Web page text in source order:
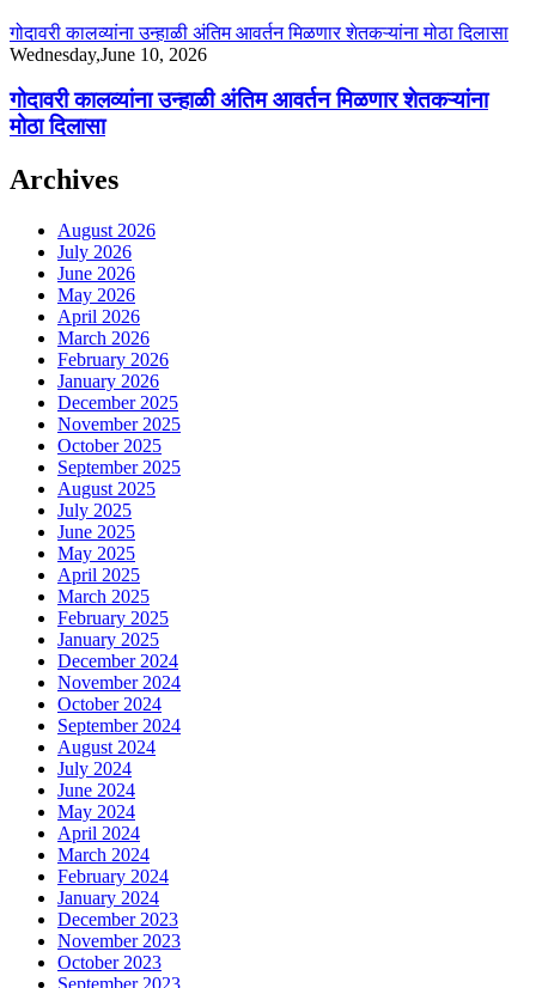
गोदावरी कालव्यांना उन्हाळी अंतिम आवर्तन मिळणार शेतकऱ्यांना मोठा दिलासा
Wednesday,June 10, 2026
गोदावरी कालव्यांना उन्हाळी अंतिम आवर्तन मिळणार शेतकऱ्यांना
मोठा दिलासा
Archives
August 2026
July 2026
June 2026
May 2026
April 2026
March 2026
February 2026
January 2026
December 2025
November 2025
October 2025
September 2025
August 2025
July 2025
June 2025
May 2025
April 2025
March 2025
February 2025
January 2025
December 2024
November 2024
October 2024
September 2024
August 2024
July 2024
June 2024
May 2024
April 2024
March 2024
February 2024
January 2024
December 2023
November 2023
October 2023
September 2023